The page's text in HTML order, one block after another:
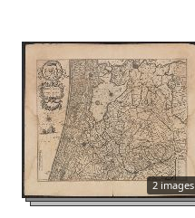
2 images